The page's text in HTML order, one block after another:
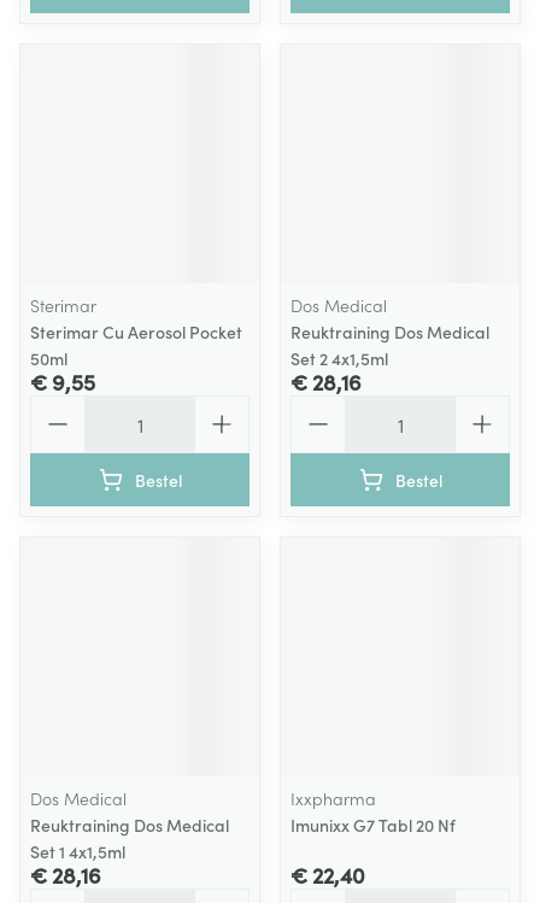
Sterimar
Sterimar Cu Aerosol Pocket
50ml
€ 9,55
Bestel
Dos Medical
Reuktraining Dos Medical
Set 2 4x1,5ml
€ 28,16
Bestel
Dos Medical
Reuktraining Dos Medical
Set 1 4x1,5ml
€ 28,16
Ixxpharma
Imunixx G7 Tabl 20 Nf
€ 22,40